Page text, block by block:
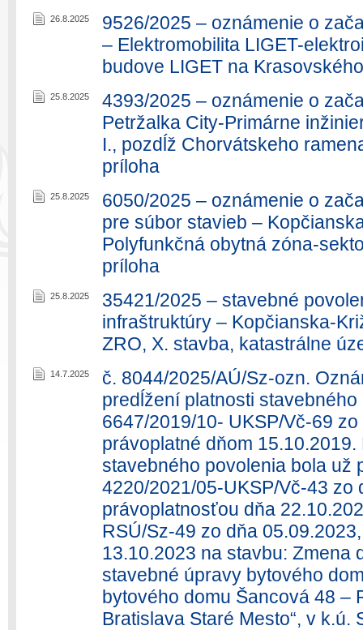
26.8.2025
9526/2025 – oznámenie o
– Elektromobilita LIGET-
budove LIGET na
25.8.2025
4393/2025 – oznámenie o
Petržalka City-Primárne
I., pozdĺž Chorvátskeho
príloha
25.8.2025
6050/2025 – oznámenie o
pre súbor stavieb –
Polyfunkčná obytná zóna-
príloha
25.8.2025
35421/2025 – stavebné
infraštruktúry – Kopčianska-
ZRO, X. stavba, katastrálne
14.7.2025
č. 8044/2025/AÚ/Sz-ozn.
predĺžení platnosti
6647/2019/10- UKSP/Vč-69
právoplatné dňom
stavebného povolenia bola už
4220/2021/05-UKSP/Vč-43 zo
právoplatnosťou dňa
RSÚ/Sz-49 zo dňa
13.10.2023 na stavbu: Zmena
stavebné úpravy bytového
bytového domu Šancová 48 –
Bratislava Staré Mesto“, v k.ú.